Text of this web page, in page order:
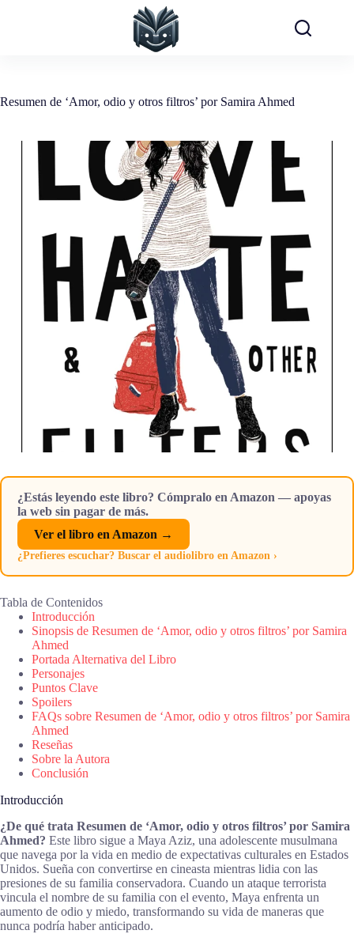
Resumen de ‘Amor, odio y otros filtros’ por Samira Ahmed
¿Estás leyendo este libro? Cómpralo en Amazon — apoyas
la web sin pagar de más.
Ver el libro en Amazon →
¿Prefieres escuchar? Buscar el audiolibro en Amazon ›
Tabla de Contenidos
Introducción
Sinopsis de Resumen de ‘Amor, odio y otros filtros’ por Samira
Ahmed
Portada Alternativa del Libro
Personajes
Puntos Clave
Spoilers
FAQs sobre Resumen de ‘Amor, odio y otros filtros’ por Samira
Ahmed
Reseñas
Sobre la Autora
Conclusión
Introducción
¿De qué trata Resumen de ‘Amor, odio y otros filtros’ por Samira
Ahmed? Este libro sigue a Maya Aziz, una adolescente musulmana
que navega por la vida en medio de expectativas culturales en Estados
Unidos. Sueña con convertirse en cineasta mientras lidia con las
presiones de su familia conservadora. Cuando un ataque terrorista
vincula el nombre de su familia con el evento, Maya enfrenta un
aumento de odio y miedo, transformando su vida de maneras que
nunca podría haber anticipado.